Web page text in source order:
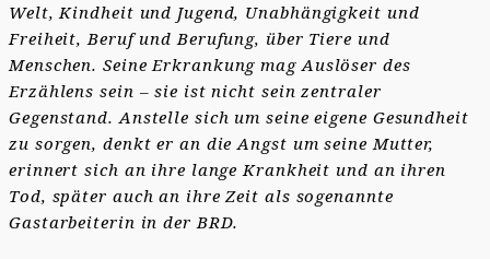
Welt, Kindheit und Jugend, Unabhängigkeit und
Freiheit, Beruf und Berufung, über Tiere und
Menschen. Seine Erkrankung mag Auslöser des
Erzählens sein – sie ist nicht sein zentraler
Gegenstand. Anstelle sich um seine eigene Gesundheit
zu sorgen, denkt er an die Angst um seine Mutter,
erinnert sich an ihre lange Krankheit und an ihren
Tod, später auch an ihre Zeit als sogenannte
Gastarbeiterin in der BRD.